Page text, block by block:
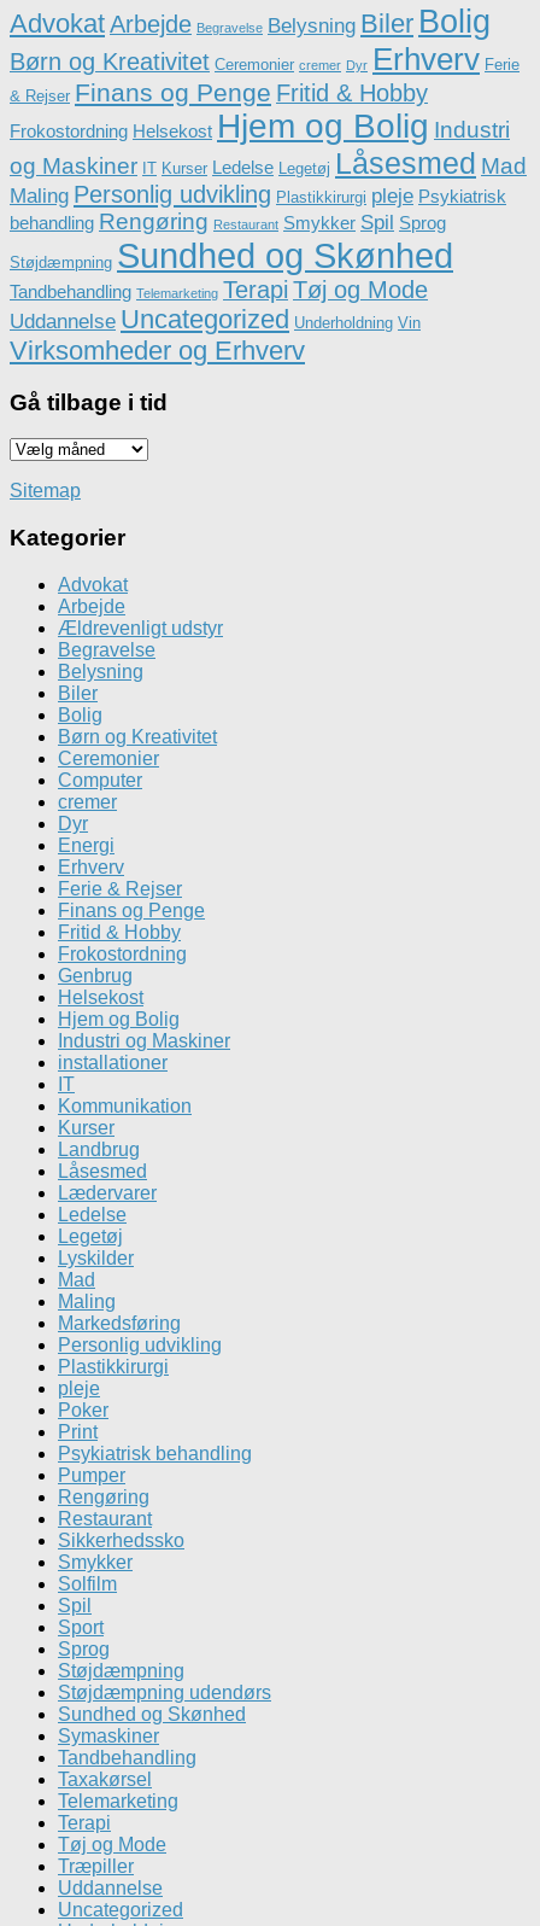
AdvokatArbejde Begravelse Belysning Biler Bolig
Børn og Kreativitet Ceremonier cremer Dyr Erhverv Ferie
& Rejser Finans og Penge Fritid & Hobby
Frokostordning Helsekost Hjem og Bolig Industri
og Maskiner IT Kurser Ledelse Legetøj Låsesmed Mad
Maling Personlig udvikling Plastikkirurgi pleje Psykiatrisk
behandling Rengøring Restaurant Smykker Spil Sprog
Støjdæmpning Sundhed og Skønhed
Tandbehandling Telemarketing Terapi Tøj og Mode
Uddannelse Uncategorized Underholdning Vin
Virksomheder og Erhverv
Gå tilbage i tid
Gå
iSitemap
Kategorier
Advokat
Arbejde
Ældrevenligt udstyr
Begravelse
Belysning
Biler
Bolig
Børn og Kreativitet
Ceremonier
Computer
cremer
Dyr
Energi
Erhverv
Ferie & Rejser
Finans og Penge
Fritid & Hobby
Frokostordning
Genbrug
Helsekost
Hjem og Bolig
Industri og Maskiner
installationer
IT
Kommunikation
Kurser
Landbrug
Låsesmed
Lædervarer
Ledelse
Legetøj
Lyskilder
Mad
Maling
Markedsføring
Personlig udvikling
Plastikkirurgi
pleje
Poker
Print
Psykiatrisk behandling
Pumper
Rengøring
Restaurant
Sikkerhedssko
Smykker
Solfilm
Spil
Sport
Sprog
Støjdæmpning
Støjdæmpning udendørs
Sundhed og Skønhed
Symaskiner
Tandbehandling
Taxakørsel
Telemarketing
Terapi
Tøj og Mode
Træpiller
Uddannelse
Uncategorized